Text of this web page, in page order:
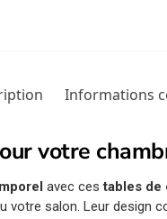
Informations
votre
avec cestables de
votre salon. Leur